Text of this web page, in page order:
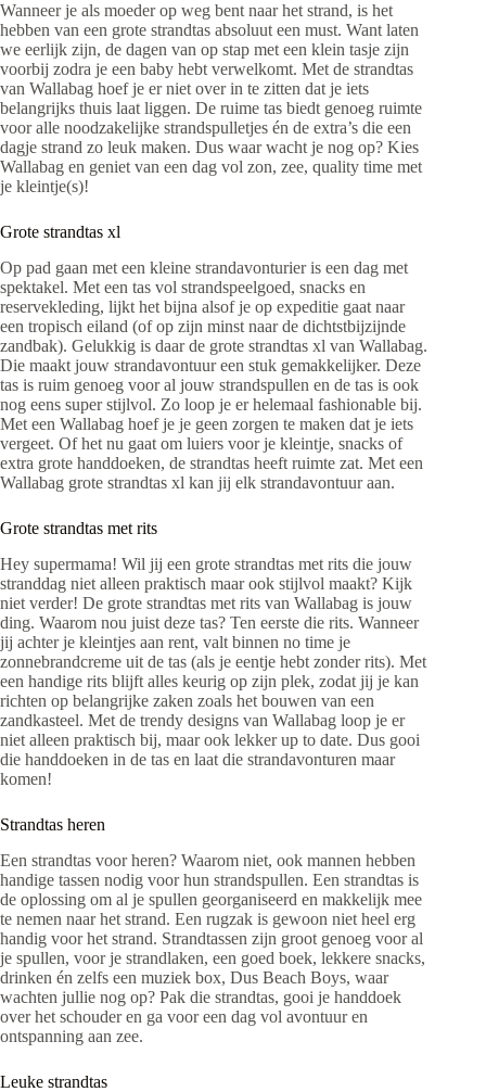
Wanneer je als moeder op weg bent naar het strand, is het
hebben van een grote strandtas absoluut een must. Want laten
we eerlijk zijn, de dagen van op stap met een klein tasje zijn
voorbij zodra je een baby hebt verwelkomt. Met de strandtas
van Wallabag hoef je er niet over in te zitten dat je iets
belangrijks thuis laat liggen. De ruime tas biedt genoeg ruimte
voor alle noodzakelijke strandspulletjes én de extra’s die een
dagje strand zo leuk maken. Dus waar wacht je nog op? Kies
Wallabag en geniet van een dag vol zon, zee, quality time met
je kleintje(s)!
Grote strandtas xl
Op pad gaan met een kleine strandavonturier is een dag met
spektakel. Met een tas vol strandspeelgoed, snacks en
reservekleding, lijkt het bijna alsof je op expeditie gaat naar
een tropisch eiland (of op zijn minst naar de dichtstbijzijnde
zandbak). Gelukkig is daar de grote strandtas xl van Wallabag.
Die maakt jouw strandavontuur een stuk gemakkelijker. Deze
tas is ruim genoeg voor al jouw strandspullen en de tas is ook
nog eens super stijlvol. Zo loop je er helemaal fashionable bij.
Met een Wallabag hoef je je geen zorgen te maken dat je iets
vergeet. Of het nu gaat om luiers voor je kleintje, snacks of
extra grote handdoeken, de strandtas heeft ruimte zat. Met een
Wallabag grote strandtas xl kan jij elk strandavontuur aan.
Grote strandtas met rits
Hey supermama! Wil jij een grote strandtas met rits die jouw
stranddag niet alleen praktisch maar ook stijlvol maakt? Kijk
niet verder! De grote strandtas met rits van Wallabag is jouw
ding. Waarom nou juist deze tas? Ten eerste die rits. Wanneer
jij achter je kleintjes aan rent, valt binnen no time je
zonnebrandcreme uit de tas (als je eentje hebt zonder rits). Met
een handige rits blijft alles keurig op zijn plek, zodat jij je kan
richten op belangrijke zaken zoals het bouwen van een
zandkasteel. Met de trendy designs van Wallabag loop je er
niet alleen praktisch bij, maar ook lekker up to date. Dus gooi
die handdoeken in de tas en laat die strandavonturen maar
komen!
Strandtas heren
Een strandtas voor heren? Waarom niet, ook mannen hebben
handige tassen nodig voor hun strandspullen. Een strandtas is
de oplossing om al je spullen georganiseerd en makkelijk mee
te nemen naar het strand. Een rugzak is gewoon niet heel erg
handig voor het strand. Strandtassen zijn groot genoeg voor al
je spullen, voor je strandlaken, een goed boek, lekkere snacks,
drinken én zelfs een muziek box, Dus Beach Boys, waar
wachten jullie nog op? Pak die strandtas, gooi je handdoek
over het schouder en ga voor een dag vol avontuur en
ontspanning aan zee.
Leuke strandtas